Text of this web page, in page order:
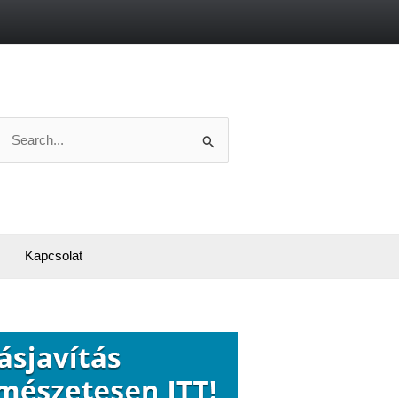
for:
Kapcsolat